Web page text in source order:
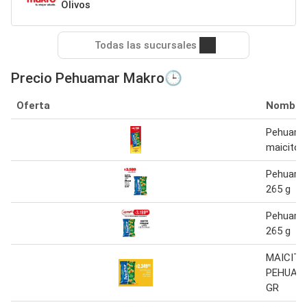
Olivos
Todas las sucursales
Precio Pehuamar Makro🕒
Oferta Nombre
maicitos
265 g
265 g
GR